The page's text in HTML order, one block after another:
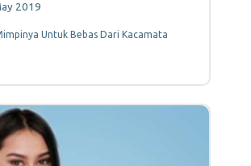
2019
Untuk Bebas Dari Kacamata